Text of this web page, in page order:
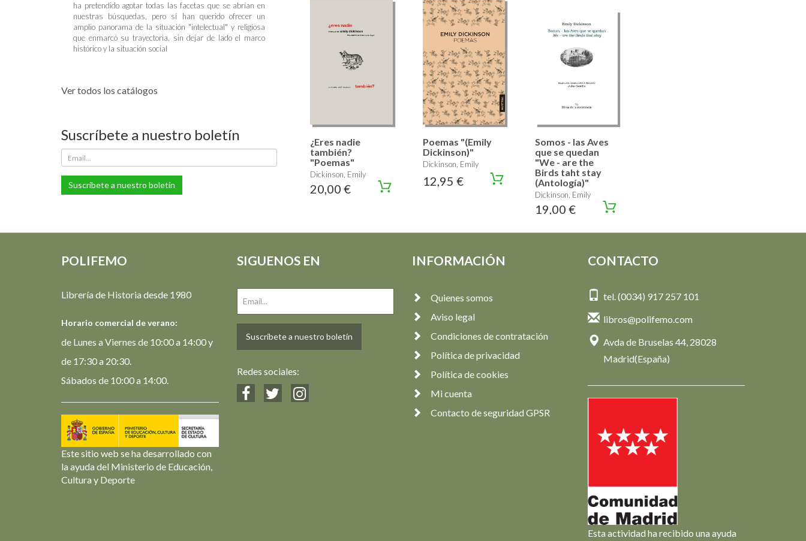
ha pretendido agotar todas las facetas que se abrían en
nuestras búsquedas, pero sí han querido ofrecer un
amplio panorama de la situación "intelectual" y religiosa
que enmarcó su trayectoria, sin dejar de lado el marco
histórico y la situación social
Ver todos los catálogos
Suscríbete a nuestro boletín
Suscríbete a nuestro boletín
¿Eres nadie
también?
"Poemas"
Dickinson, Emily
20,00 €
Poemas "(Emily
Dickinson)"
Dickinson, Emily
12,95 €
Somos - las Aves
que se quedan
"We - are the
Birds taht stay
(Antología)"
Dickinson, Emily
19,00 €
POLIFEMO
Librería de Historia desde 1980
Horario comercial de verano:
de Lunes a Viernes de 10:00 a 14:00 y
de 17:30 a 20:30.
Sábados de 10:00 a 14:00.
Este sitio web se ha desarrollado con
la ayuda del Ministerio de Educación,
Cultura y Deporte
SIGUENOS EN
Suscríbete a nuestro boletín
Redes sociales:
INFORMACIÓN
Quienes somos
Aviso legal
Condiciones de contratación
Política de privacidad
Política de cookies
Mi cuenta
Contacto de seguridad GPSR
CONTACTO
tel. (0034) 917 257 101
libros@polifemo.com
Avda de Bruselas 44, 28028
Madrid(España)
Esta actividad ha recibido una ayuda